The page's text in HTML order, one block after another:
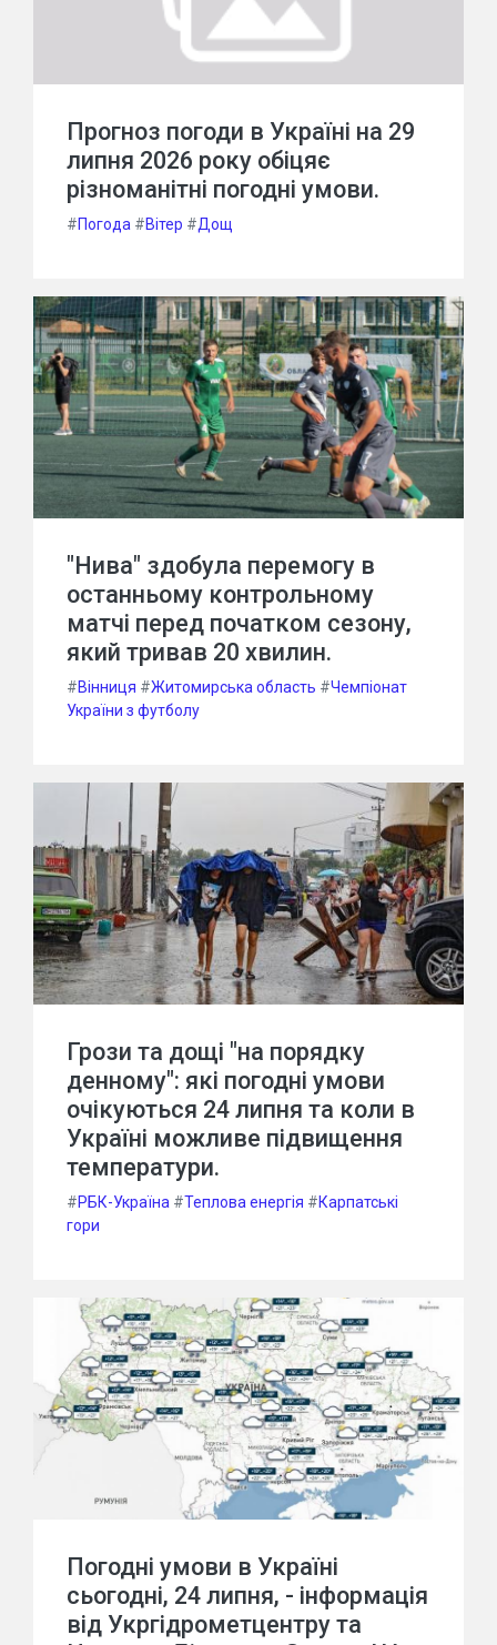
Прогноз погоди в Україні на 29
липня 2026 року обіцяє
різноманітні погодні умови.
#Погода #Вітер #Дощ
"Нива" здобула перемогу в
останньому контрольному
матчі перед початком сезону,
який тривав 20 хвилин.
#Вінниця #Житомирська область #Чемпіонат
України з футболу
Грози та дощі "на порядку
денному": які погодні умови
очікуються 24 липня та коли в
Україні можливе підвищення
температури.
#РБК-Україна #Теплова енергія #Карпатські
гори
Погодні умови в Україні
сьогодні, 24 липня, - інформація
від Укргідрометцентру та